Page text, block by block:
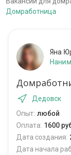
Домработница
Яна
Дедовск
Опыт: любой
Оплата: 1600
Дата создания:
Дата начала